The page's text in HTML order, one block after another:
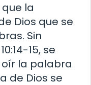
que la
Dios que se
Sin
15, se
la palabra
de Dios se